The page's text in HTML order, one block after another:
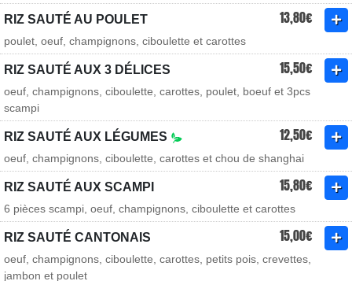
RIZ SAUTÉ AU POULET 13,80€
poulet, oeuf, champignons, ciboulette et carottes
RIZ SAUTÉ AUX 3 DÉLICES 15,50€
oeuf, champignons, ciboulette, carottes, poulet, boeuf et 3pcs
scampi
RIZ SAUTÉ AUX LÉGUMES 12,50€
oeuf, champignons, ciboulette, carottes et chou de shanghai
RIZ SAUTÉ AUX SCAMPI 15,80€
6 pièces scampi, oeuf, champignons, ciboulette et carottes
RIZ SAUTÉ CANTONAIS 15,00€
oeuf, champignons, ciboulette, carottes, petits pois, crevettes,
jambon et poulet